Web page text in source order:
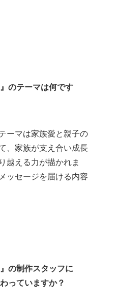
のテーマは何です
ーマは家族愛と親子の
、家族が支え合い成長
越える力が描かれま
ッセージを届ける内容
の制作スタッフに
っていますか？